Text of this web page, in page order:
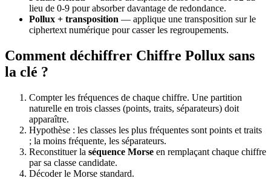
lieu de 0-9 pour absorber davantage de redondance.
Pollux + transposition — applique une transposition sur le
ciphertext numérique pour casser les regroupements.
Comment déchiffrer Chiffre Pollux sans
la clé ?
Compter les fréquences de chaque chiffre. Une partition
naturelle en trois classes (points, traits, séparateurs) doit
apparaître.
Hypothèse : les classes les plus fréquentes sont points et traits
; la moins fréquente, les séparateurs.
Reconstituer la séquence Morse en remplaçant chaque chiffre
par sa classe candidate.
Décoder le Morse standard.